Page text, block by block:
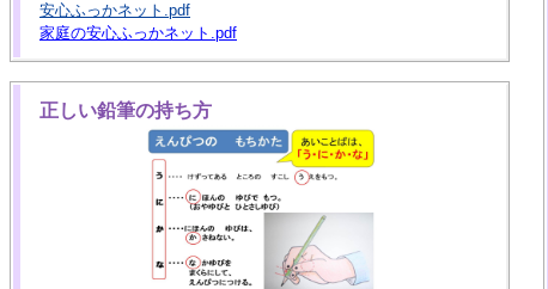
安心ふっかネット.pdf
家庭の安心ふっかネット.pdf
正しい鉛筆の持ち方